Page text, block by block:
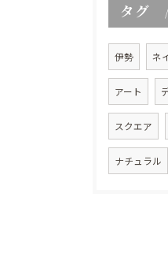
タグ
伊勢 ネ
アート
スクエア
ナチュラル